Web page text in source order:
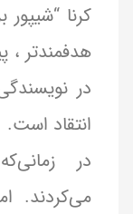
کرنا
هدفمندتر ،
در
انتقاد است.
در
می‌کردند.